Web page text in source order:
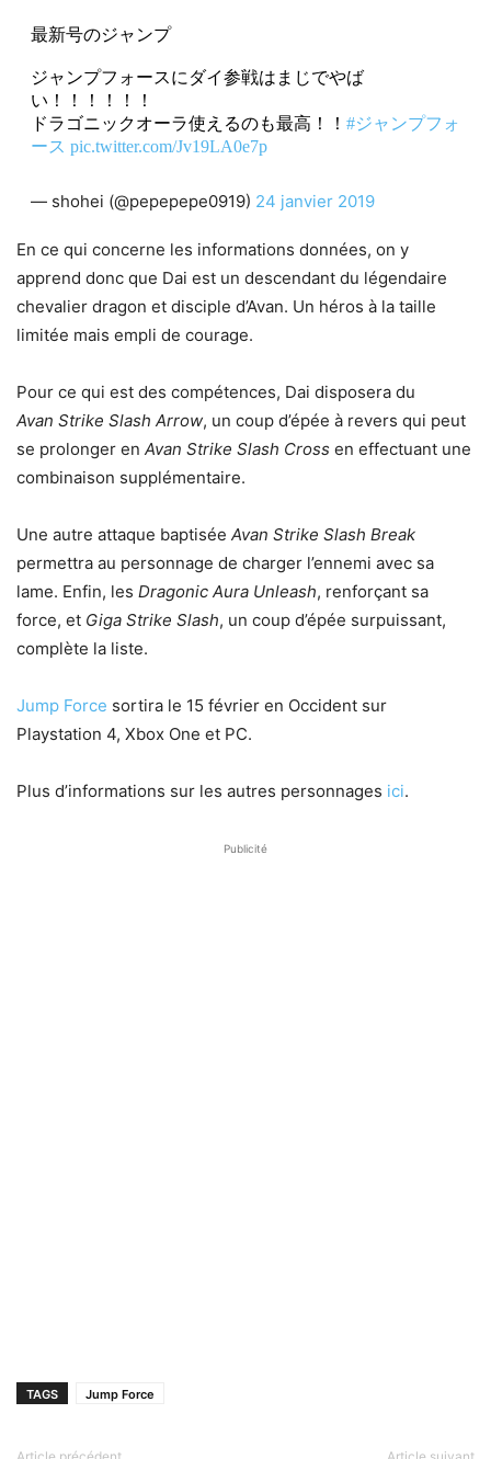
最新号のジャンプ
ジャンプフォースにダイ参戦はまじでやば
い！！！！！！
ドラゴニックオーラ使えるのも最高！！ #ジャンプフォ
ース pic.twitter.com/Jv19LA0e7p
— shohei (@pepepepe0919) 24 janvier 2019
En ce qui concerne les informations données, on y
apprend donc que Dai est un descendant du légendaire
chevalier dragon et disciple d’Avan. Un héros à la taille
limitée mais empli de courage.
Pour ce qui est des compétences, Dai disposera du
Avan Strike Slash Arrow, un coup d’épée à revers qui peut
se prolonger en Avan Strike Slash Cross en effectuant une
combinaison supplémentaire.
Une autre attaque baptisée Avan Strike Slash Break
permettra au personnage de charger l’ennemi avec sa
lame. Enfin, les Dragonic Aura Unleash, renforçant sa
force, et Giga Strike Slash, un coup d’épée surpuissant,
complète la liste.
Jump Force sortira le 15 février en Occident sur
Playstation 4, Xbox One et PC.
Plus d’informations sur les autres personnages ici.
Publicité
TAGS Jump Force